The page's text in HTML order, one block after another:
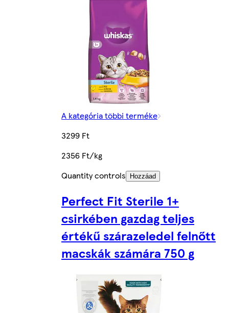
A kategória többi terméke
3299 Ft
2356 Ft/kg
Quantity controls
Hozzáad
Perfect Fit Sterile 1+
csirkében gazdag teljes
értékű szárazeledel felnőtt
macskák számára 750 g